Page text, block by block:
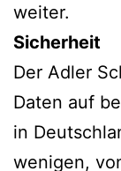
weiter.
Sicherheit
Der Adler
Daten auf
in
wenigen,